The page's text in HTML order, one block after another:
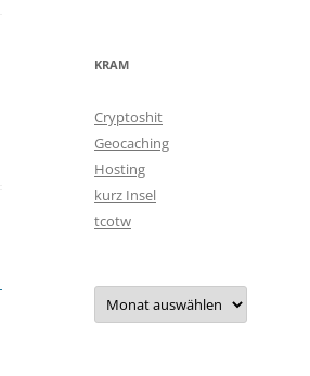
KRAM
Cryptoshit
Geocaching
Hosting
kurz Insel
tcotw
Archiv